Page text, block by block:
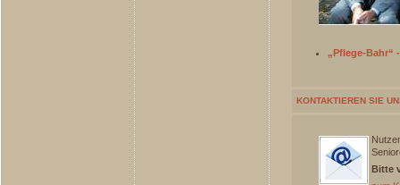
„Pflege-Bahr“
KONTAKTIEREN SIE
Bitte